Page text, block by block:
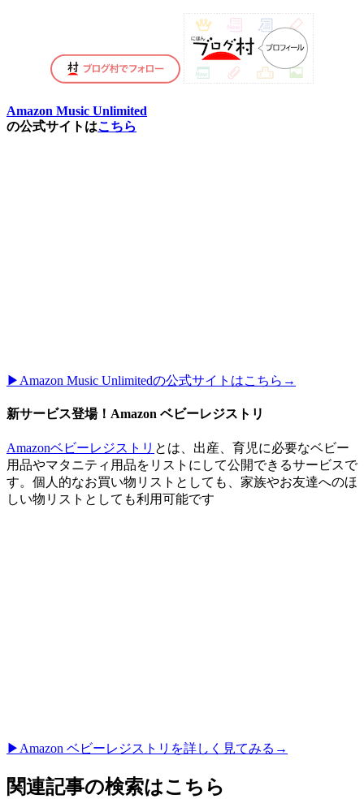
Amazon Music Unlimited
の公式サイトはこちら
▶︎Amazon Music Unlimitedの公式サイトはこちら→
新サービス登場！Amazon ベビーレジストリ
Amazonベビーレジストリ とは、出産、育児に必要なベビー
用品やマタニティ用品をリストにして公開できるサービスで
す。個人的なお買い物リストとしても、家族やお友達へのほ
しい物リストとしても利用可能です
▶︎Amazon ベビーレジストリを詳しく見てみる→
関連記事の検索はこちら